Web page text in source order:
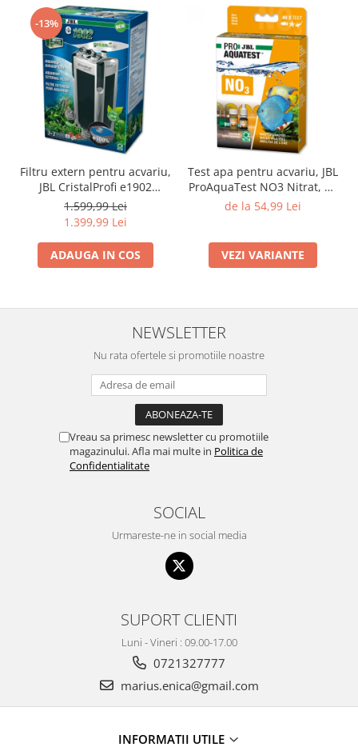
Casti echitatie
Accesorii cai
-13%
Filtru extern pentru acvariu,
JBL CristalProfi e1902
greenline, 200 - 800 L
1.599,99 Lei
1.399,99 Lei
ADAUGA IN COS
Test apa pentru acvariu, JBL
ProAquaTest NO3 Nitrat, 40
Teste
de la 54,99 Lei
VEZI VARIANTE
NEWSLETTER
Nu rata ofertele si promotiile noastre
Vreau sa primesc newsletter cu promotiile
magazinului. Afla mai multe in Politica de
Confidentialitate
SOCIAL
Urmareste-ne in social media
SUPORT CLIENTI
Luni - Vineri : 09.00-17.00
0721327777
marius.enica@gmail.com
INFORMATII UTILE